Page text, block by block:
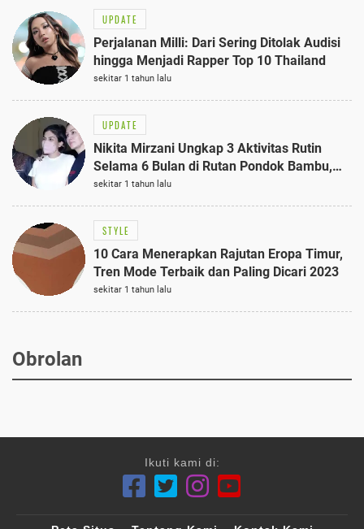
UPDATE
Perjalanan Milli: Dari Sering Ditolak Audisi
hingga Menjadi Rapper Top 10 Thailand
sekitar 1 tahun lalu
UPDATE
Nikita Mirzani Ungkap 3 Aktivitas Rutin
Selama 6 Bulan di Rutan Pondok Bambu,
Terungkap!
sekitar 1 tahun lalu
STYLE
10 Cara Menerapkan Rajutan Eropa Timur,
Tren Mode Terbaik dan Paling Dicari 2023
sekitar 1 tahun lalu
Obrolan
Ikuti kami di: